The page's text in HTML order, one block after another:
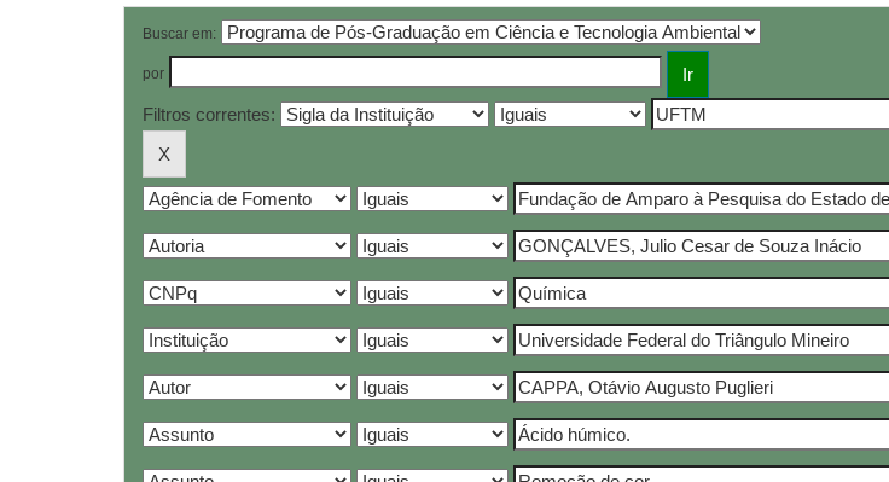
Buscar em:
por
Filtros correntes: